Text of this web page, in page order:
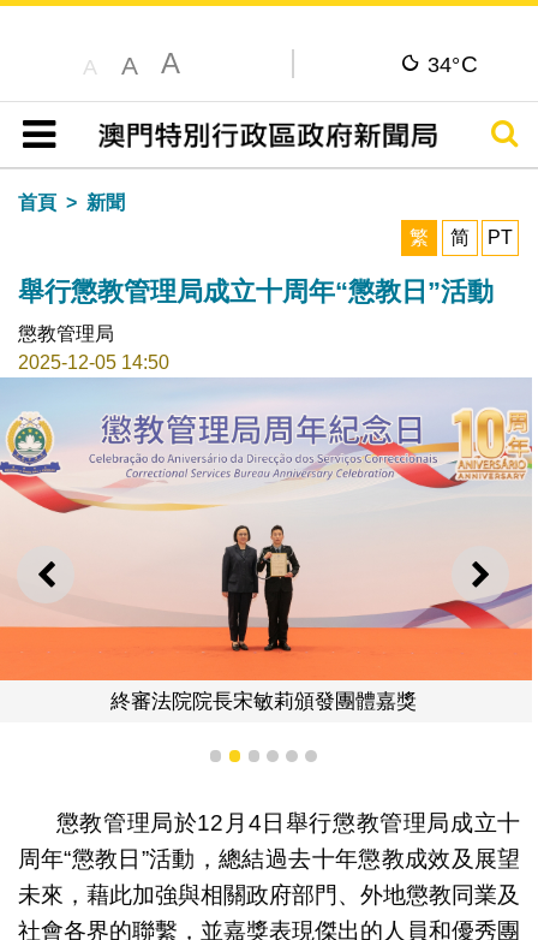
A A A 34°C
目錄
搜尋
首頁
新聞
繁
简 PT
舉行懲教管理局成立十周年“懲教日”活動
懲教管理局
2025-12-05 14:50
上一則 下一
終審法院院長宋敏莉頒發團體嘉獎
1 2 3 4 5 6
懲教管理局於12月4日舉行懲教管理局成立十
周年“懲教日”活動，總結過去十年懲教成效及展望
未來，藉此加強與相關政府部門、外地懲教同業及
社會各界的聯繫，並嘉獎表現傑出的人員和優秀團